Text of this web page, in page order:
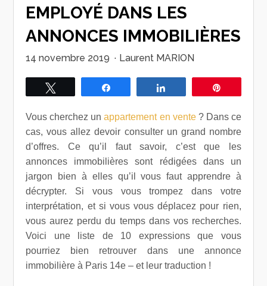
EMPLOYÉ DANS LES
ANNONCES IMMOBILIÈRES
14 novembre 2019 · Laurent MARION
Vous cherchez unappartement en vente? Dans ce
cas, vous allez devoir consulter un grand nombre
d’offres. Ce qu’il faut savoir, c’est que les
annonces immobilières sont rédigées dans un
jargon bien à elles qu’il vous faut apprendre à
décrypter. Si vous vous trompez dans votre
interprétation, et si vous vous déplacez pour rien,
vous aurez perdu du temps dans vos recherches.
Voici une liste de 10 expressions que vous
pourriez bien retrouver dans une annonce
immobilière à Paris 14e – et leur traduction !